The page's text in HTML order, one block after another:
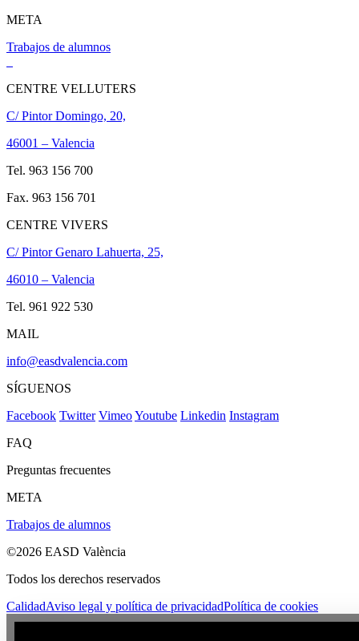
META
Trabajos de alumnos
CENTRE VELLUTERS
C/ Pintor Domingo, 20,
46001 – Valencia
Tel. 963 156 700
Fax. 963 156 701
CENTRE VIVERS
C/ Pintor Genaro Lahuerta, 25,
46010 – Valencia
Tel. 961 922 530
MAIL
info@easdvalencia.com
SÍGUENOS
Facebook Twitter VimeoYoutube Linkedin Instagram
FAQ
Preguntas frecuentes
META
Trabajos de alumnos
©2026 EASD València
Todos los derechos reservados
CalidadAviso legal y política de privacidadPolítica de cookies